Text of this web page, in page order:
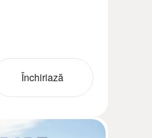
Închiriază